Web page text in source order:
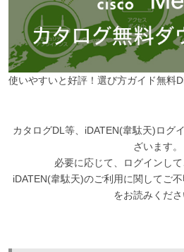
使いやすいと好評！選び方ガイド無料
カタログDL等、iDATEN(韋駄天)ログ
ざいます。
必要に応じて、ログインして
iDATEN(韋駄天)のご利用に関してご
をお読みくださ